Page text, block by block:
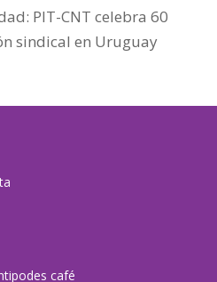
PIT-CNT celebra 60
sindical en Uruguay
café